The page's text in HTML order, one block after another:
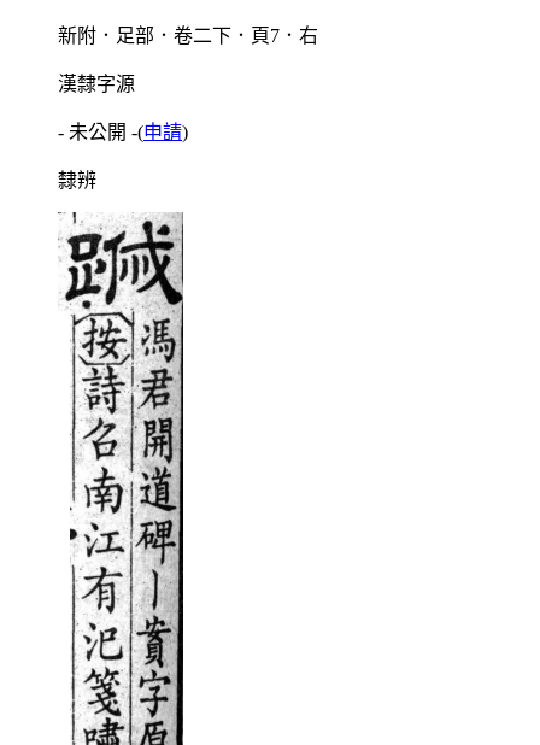
新附．足部．卷二下．頁7．右
漢隸字源
- 未公開 -(申請)
隸辨